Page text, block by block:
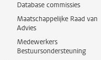
Database commissies
Maatschappelijke Raad van
Advies
Medewerkers
Bestuursondersteuning